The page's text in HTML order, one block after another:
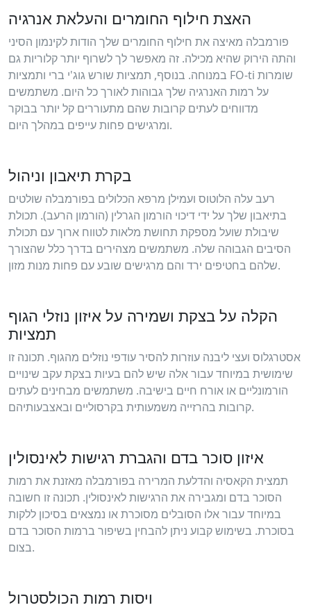
האצת חילוף החומרים והעלאת אנרגיה
פורמבלה מאיצה את חילוף החומרים שלך הודות לקינמון הסיני
והתה הירוק שהיא מכילה. זה מאפשר לך לשרוף יותר קלוריות גם
במנוחה. בנוסף, תמציות שורש גוג'י ברי ותמציות FO-ti שומרות
על רמות האנרגיה שלך גבוהות לאורך כל היום. משתמשים
מדווחים לעתים קרובות שהם מתעוררים קל יותר בבוקר
ומרגישים פחות עייפים במהלך היום.
בקרת תיאבון וניהול
רעב עלה הלוטוס ועמילן מרפא הכלולים בפורמבלה שולטים
בתיאבון שלך על ידי דיכוי הורמון הגרלין (הורמון הרעב). תכולת
שיבולת שועל מספקת תחושת מלאות לטווח ארוך עם תכולת
הסיבים הגבוהה שלה. משתמשים מצהירים בדרך כלל שהצורך
שלהם בחטיפים ירד והם מרגישים שובע עם פחות מנות מזון.
הקלה על בצקת ושמירה על איזון נוזלי הגוף
תמציות
אסטרגלוס ועצי ליבנה עוזרות להסיר עודפי נוזלים מהגוף. תכונה זו
שימושית במיוחד עבור אלה שיש להם בעיות בצקת עקב שינויים
הורמונליים או אורח חיים בישיבה. משתמשים מבחינים לעתים
קרובות בהרזייה משמעותית בקרסוליים ובאצבעותיהם.
איזון סוכר בדם והגברת רגישות לאינסולין
תמצית הקאסיה והדלעת המרירה בפורמבלה מאזנת את רמות
הסוכר בדם ומגבירה את הרגישות לאינסולין. תכונה זו חשובה
במיוחד עבור אלו הסובלים מסוכרת או נמצאים בסיכון ללקות
בסוכרת. בשימוש קבוע ניתן להבחין בשיפור ברמות הסוכר בדם
בצום.
ויסות רמות הכולסטרול